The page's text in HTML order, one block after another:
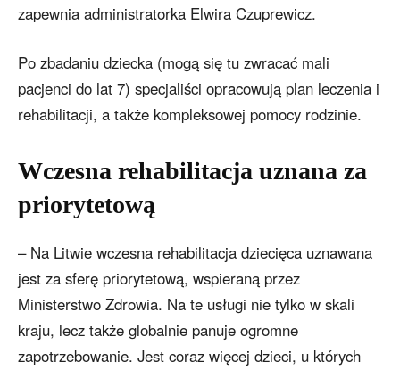
zapewnia administratorka Elwira Czuprewicz.
Po zbadaniu dziecka (mogą się tu zwracać mali
pacjenci do lat 7) specjaliści opracowują plan leczenia i
rehabilitacji, a także kompleksowej pomocy rodzinie.
Wczesna rehabilitacja uznana za
priorytetową
– Na Litwie wczesna rehabilitacja dziecięca uznawana
jest za sferę priorytetową, wspieraną przez
Ministerstwo Zdrowia. Na te usługi nie tylko w skali
kraju, lecz także globalnie panuje ogromne
zapotrzebowanie. Jest coraz więcej dzieci, u których